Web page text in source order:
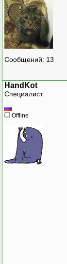
Сообщений: 13
HandKot
Специалист
Offline